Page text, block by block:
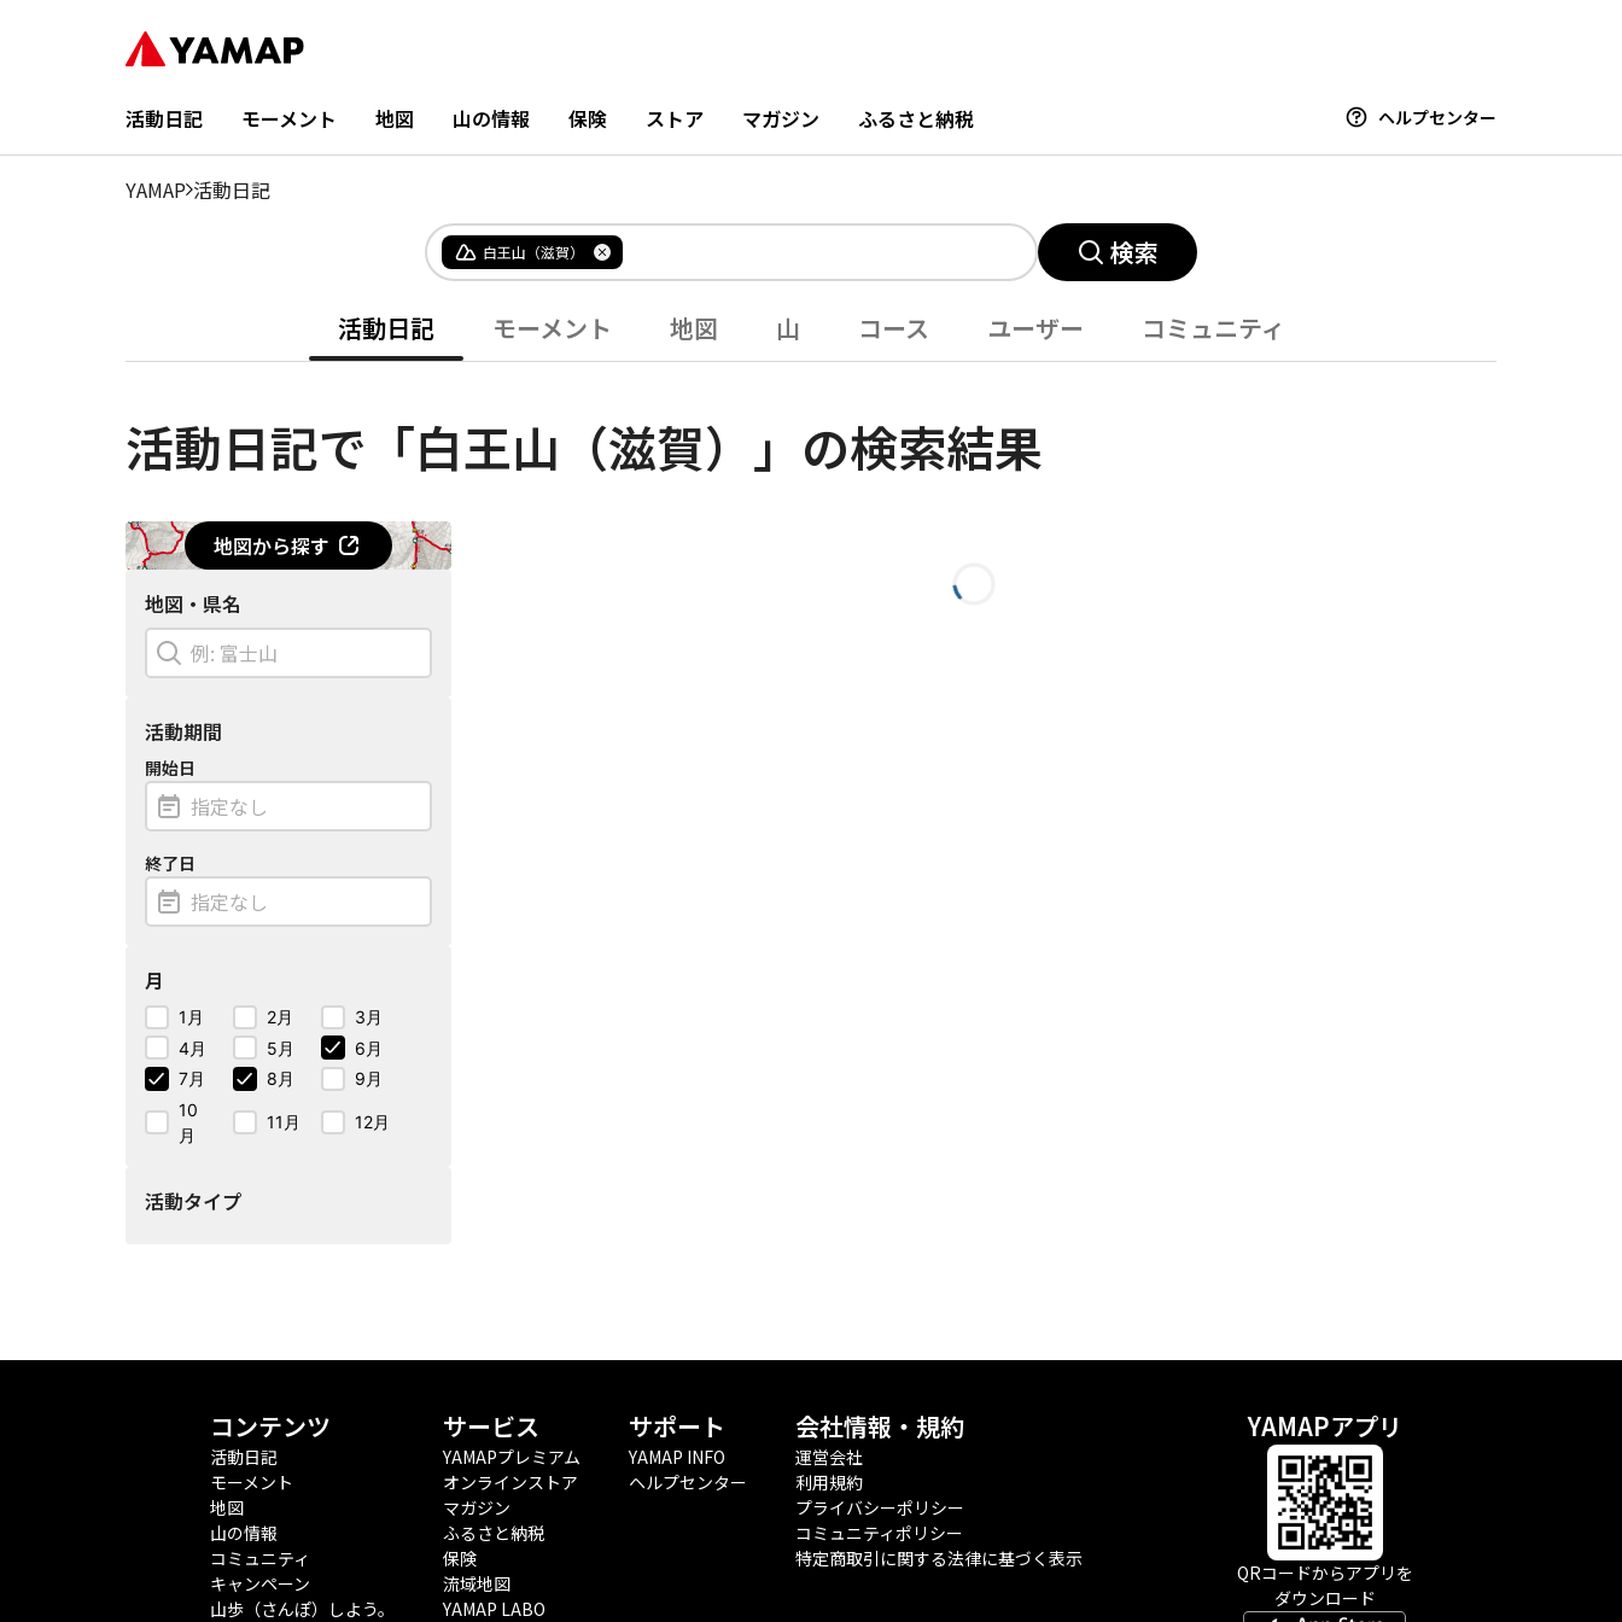
活動日記 モーメント 地図 山の情報 保険 ストア マガジン ふるさと納税 ヘルプセンター
YAMAP 活動日記
白王山（滋賀） 検索
活動日記 モーメント 地図 山 コース ユーザー コミュニティ
活動日記で「白王山（滋賀）」の検索結果
地図から探す
地図・県名
活動期間
開始日
終了日
月
1月 2月
3月
4月
5月
6月
7月
8月
9月
10
月
11月 12月
活動タイプ
コンテンツ
活動日記
モーメント
地図
山の情報
コミュニティ
キャンペーン
山歩（さんぽ）しよう。
サービス
YAMAPプレミアム
オンラインストア
マガジン
ふるさと納税
保険
流域地図
YAMAP LABO
サポート
YAMAP INFO
ヘルプセンター
会社情報・規約
運営会社
利用規約
プライバシーポリシー
コミュニティポリシー
特定商取引に関する法律に基づく表示
YAMAPアプリ
QRコードからアプリを
ダウンロード